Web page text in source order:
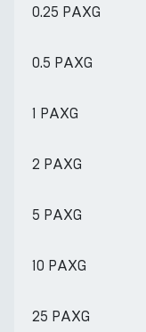
0.25 PAXG
0.5 PAXG
1 PAXG
2 PAXG
5 PAXG
10 PAXG
25 PAXG